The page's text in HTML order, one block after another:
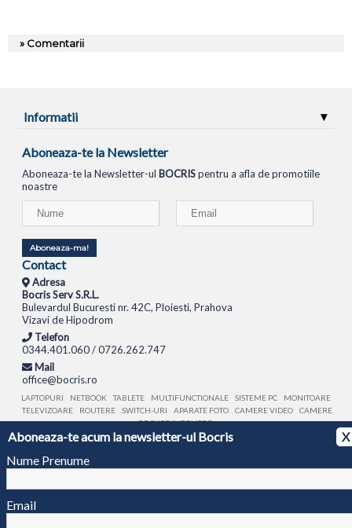
Aboneaza-te acum la newsletter-ul Bocris
X
Nume Prenume
Email
» Comentarii
Informatii
Aboneaza-te la Newsletter
Aboneaza-te la Newsletter-ul BOCRISpentru a afla de promotiile
noastre
Aboneaza-ma!
Contact
Adresa
Bocris Serv S.R.L.
Bulevardul Bucuresti nr. 42C, Ploiesti, Prahova
Vizavi de Hipodrom
Telefon
0344.401.060 / 0726.262.747
Mail
office@bocris.ro
LAPTOPURI NETBOOK TABLETE MULTIFUNCTIONALE SISTEME PC
MONITOARE
TELEVIZOARE
ROUTERE SWITCH-URI APARATE FOTO CAMERE VIDEO
CAMERE
DE SUPRAVEGHERE
© 1994 - 2026 BOCRIS SERV S.R.L. | CUI: RO6260085, REG. COM.: J29/2413/1994